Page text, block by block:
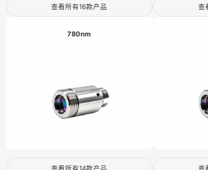
查看所有16款产品 查
780nm
查看所有14款产品 查